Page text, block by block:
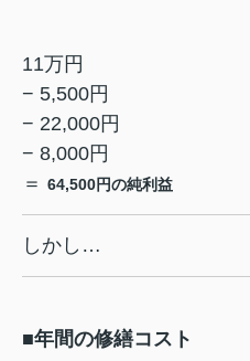
11万円
− 5,500円
− 22,000円
− 8,000円
＝ 64,500円の純利益
しかし…
■年間の修繕コスト